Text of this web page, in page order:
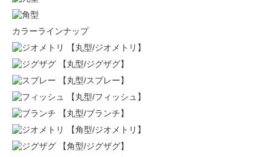
カラーラインナップ
【丸型/ジオメトリ】
【丸型/ジグザグ】
【丸型/スプレー】
【丸型/フィッシュ】
【丸型/ブランチ】
【角型/ジオメトリ】
【角型/ジグザグ】